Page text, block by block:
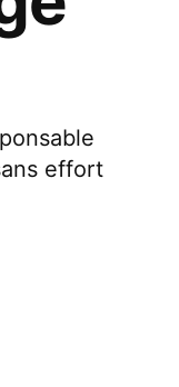
effort